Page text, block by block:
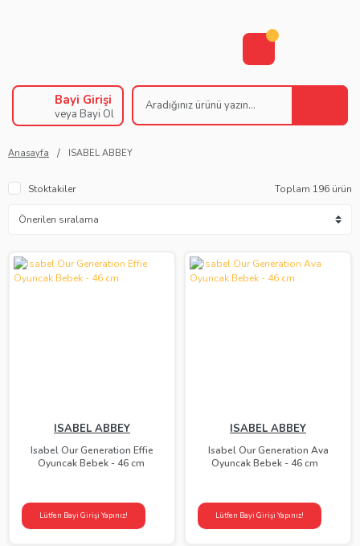
Bayi Girişi
veya Bayi Ol
Anasayfa ISABEL ABBEY
Stoktakiler Toplam 196 ürün
ISABEL ABBEY
Isabel Our Generation Effie
Oyuncak Bebek - 46 cm
Lütfen Bayi Girişi Yapınız!
ISABEL ABBEY
Isabel Our Generation Ava
Oyuncak Bebek - 46 cm
Lütfen Bayi Girişi Yapınız!